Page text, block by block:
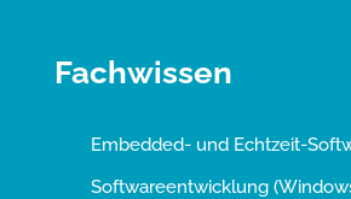
Fachwissen
Embedded- und Echtzeit-
Softwareentwicklung